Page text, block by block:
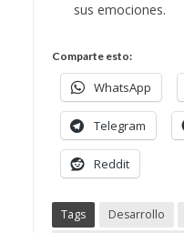
sus emociones.
Comparte esto:
WhatsApp
Telegram
Reddit
Tags Desarrollo